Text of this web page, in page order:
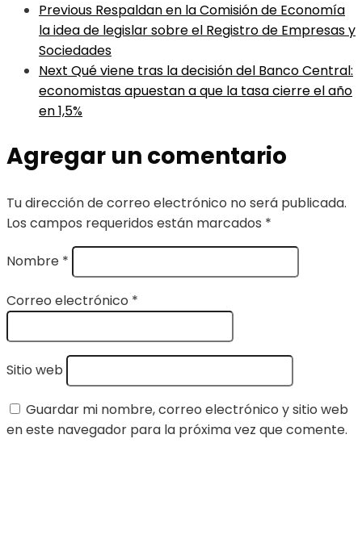
Previous Respaldan en la Comisión de Economía
la idea de legislar sobre el Registro de Empresas y
Sociedades
Next Qué viene tras la decisión del Banco Central:
economistas apuestan a que la tasa cierre el año
en 1,5%
Agregar un comentario
Tu dirección de correo electrónico no será publicada.
Los campos requeridos están marcados *
Nombre *
Correo electrónico *
Sitio web
Guardar mi nombre, correo electrónico y sitio web
en este navegador para la próxima vez que comente.